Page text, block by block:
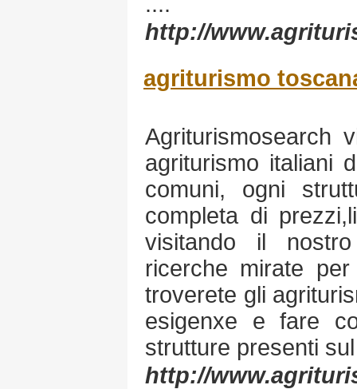
http://
agriturismo
Agriturismosearch
agriturismo italiani
comuni, ogni
completa di
visitando il
ricerche mirate
troverete gli
esigenxe e fare
strutture presenti
http://